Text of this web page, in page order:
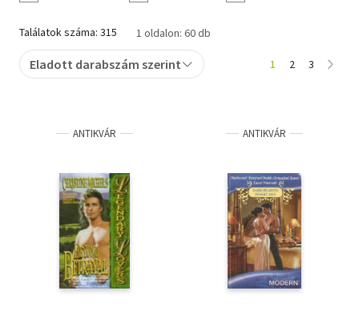
Gyermek- és ifjúsági
Hobbi, szabadidő
Minikönyv
Művészet
Szakkönyv
Találatok száma: 315 1 oldalon: 60 db
Eladott darabszám szerint 1 2 3
ANTIKVÁR ANTIKVÁR